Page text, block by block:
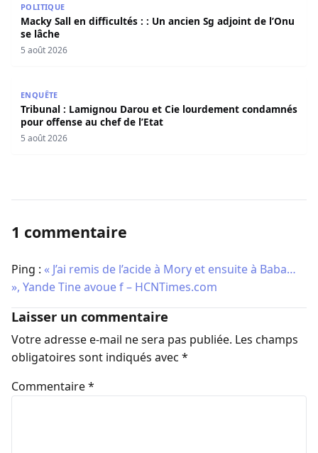
POLITIQUE
Macky Sall en difficultés : : Un ancien Sg adjoint de l’Onu
se lâche
5 août 2026
ENQUÊTE
Tribunal : Lamignou Darou et Cie lourdement condamnés
pour offense au chef de l’Etat
5 août 2026
1 commentaire
Ping : « J’ai remis de l’acide à Mory et ensuite à Baba…
», Yande Tine avoue f – HCNTimes.com
Laisser un commentaire
Votre adresse e-mail ne sera pas publiée. Les champs
obligatoires sont indiqués avec *
Commentaire*